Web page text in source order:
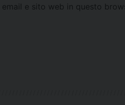
email e sito web in questo